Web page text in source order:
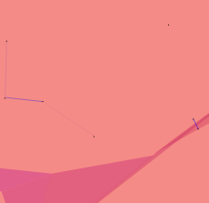
免费图床-Picx
打开/关闭中控台
播放/暂停音乐